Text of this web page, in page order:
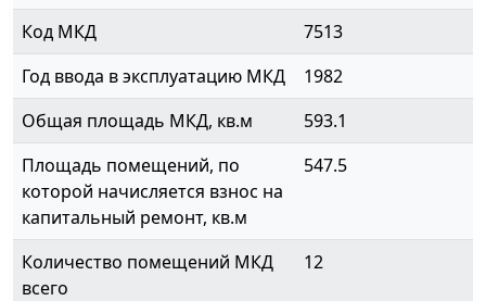
Код МКД
7513
Год ввода в эксплуатацию МКД
1982
Общая площадь МКД, кв.м
593.1
Площадь помещений, по
которой начисляется взнос на
капитальный ремонт, кв.м
547.5
Количество помещений МКД
всего
12